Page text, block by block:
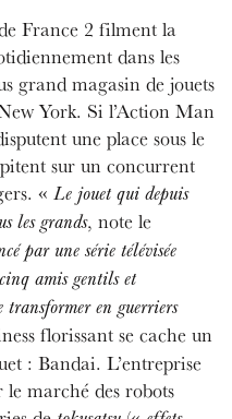
France 2 filment la
dans les
grand magasin de jouets
York. Si l’Action Man
une place sous le
sur un concurrent
« Le jouet qui depuis
les grands, note le
par une série télévisée
amis gentils et
transformer en guerriers
florissant se cache un
: Bandai. L’entreprise
le marché des robots